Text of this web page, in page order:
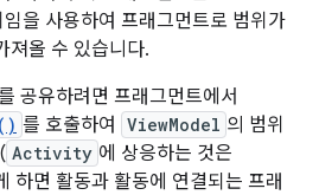
임을 사용하여 프래그먼트로 범위가
져올 수 있습니다.
공유하려면 프래그먼트에서
를 호출하여 ViewModel 의 범위
Activity 에 상응하는 것은
하면 활동과 활동에 연결되는 프래